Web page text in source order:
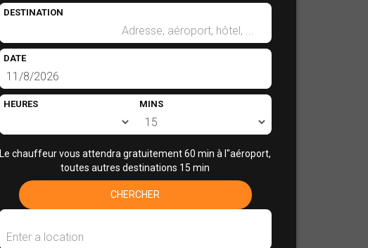
DESTINATION
DATE
HEURES MINS
Le chauffeur vous attendra gratuitement 60 min à l"aéroport,
toutes autres destinations 15 min
CHERCHER